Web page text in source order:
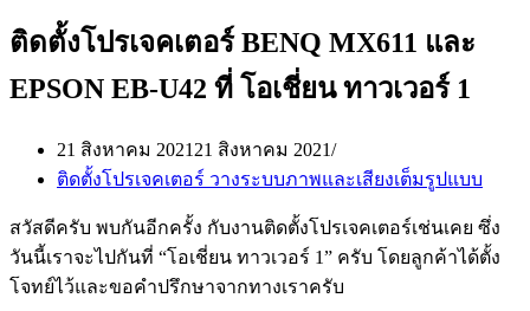
ติดตั้งโปรเจคเตอร์ BENQ MX611 และ
EPSON EB-U42 ที่ โอเชี่ยน ทาวเวอร์ 1
21 สิงหาคม 2021 21 สิงหาคม 2021
ติดตั้งโปรเจคเตอร์ วางระบบภาพและเสียงเต็มรูปแบบ
สวัสดีครับ พบกันอีกครั้ง กับงานติดตั้งโปรเจคเตอร์เช่นเคย ซึ่ง
วันนี้เราจะไปกันที่ “โอเชี่ยน ทาวเวอร์ 1” ครับ โดยลูกค้าได้ตั้ง
โจทย์ไว้และขอคำปรึกษาจากทางเราครับ